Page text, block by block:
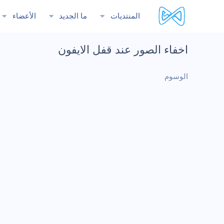
المنتديات ما الجديد الأعضاء
اخفاء الصور عند قفل الايفون
الوسوم